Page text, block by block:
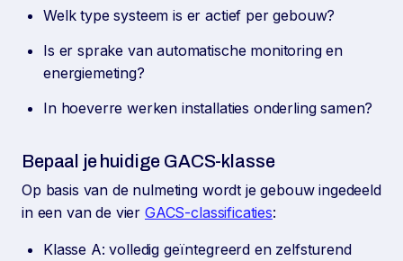
Welk type systeem is er actief per gebouw?
Is er sprake van automatische monitoring en
energiemeting?
In hoeverre werken installaties onderling samen?
Bepaal je huidige GACS-klasse
Op basis van de nulmeting wordt je gebouw ingedeeld
in een van de vier GACS-classificaties:
Klasse A: volledig geïntegreerd en zelfsturend